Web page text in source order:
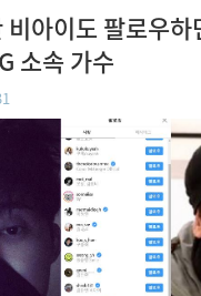
비아이도 팔로우
소속 가수